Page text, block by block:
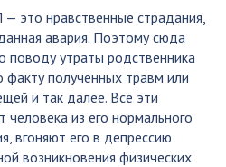
это нравственные страдания,
авария. Поэтому сюда
поводу утраты родственника
факту полученных травм или
и так далее. Все эти
из его нормального
вгоняют его в депрессию
возникновения физических